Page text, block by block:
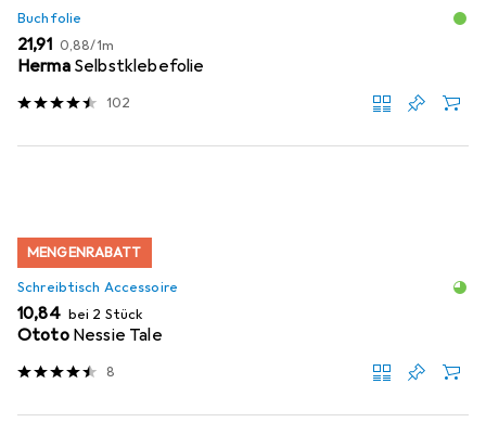
Buchfolie
EUR
21,91 EUR
0,88/1m
Herma Selbstklebefolie
102
MENGENRABATT
Schreibtisch Accessoire
EUR
10,84 bei 2 Stück
Ototo Nessie Tale
8